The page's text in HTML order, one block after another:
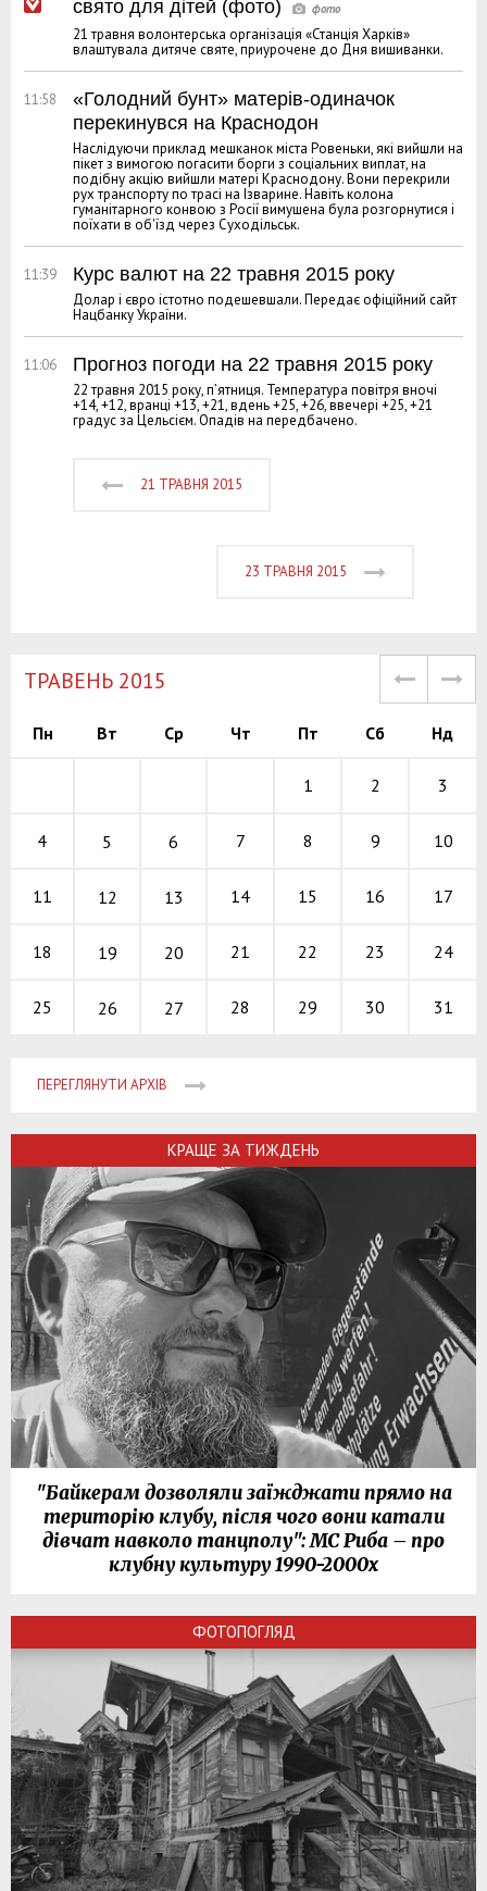
свято для дітей (фото)
21 травня волонтерська організація «Станція Харків»
влаштувала дитяче святе, приурочене до Дня вишиванки.
11:58
«Голодний бунт» матерів-одиначок
перекинувся на Краснодон
Наслідуючи приклад мешканок міста Ровеньки, які вийшли на
пікет з вимогою погасити борги з соціальних виплат, на
подібну акцію вийшли матері Краснодону. Вони перекрили
рух транспорту по трасі на Ізварине. Навіть колона
гуманітарного конвою з Росії вимушена була розгорнутися і
поїхати в об'їзд через Суходільськ.
11:39 Курс валют на 22 травня 2015 року
Долар і євро істотно подешевшали. Передає офіційний сайт
Нацбанку України.
11:06 Прогноз погоди на 22 травня 2015 року
22 травня 2015 року, п’ятниця. Температура повітря вночі
+14, +12, вранці +13, +21, вдень +25, +26, ввечері +25, +21
градус за Цельсієм. Опадів на передбачено.
21 ТРАВНЯ 2015
23 ТРАВНЯ 2015
TРАВЕНЬ 2015
Пн Вт Ср Чт Пт Сб Нд
1 2 3
4 5 6 7 8 9 10
11 12 13 14 15 16 17
18 19 20 21 22 23 24
25 26 27 28 29 30 31
ПЕРЕГЛЯНУТИ АРХІВ
КРАЩЕ ЗА ТИЖДЕНЬ
"Байкерам дозволяли заїжджати прямо на
територію клубу, після чого вони катали
дівчат навколо танцполу": МС Риба – про
клубну культуру 1990-2000х
ФОТОПОГЛЯД